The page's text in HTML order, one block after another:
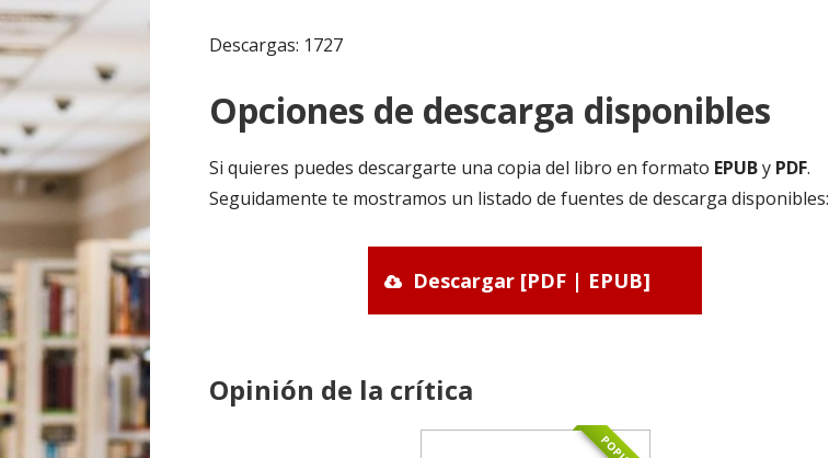
Descargas: 1727
Opciones de descarga disponibles
Si quieres puedes descargarte una copia del libro en formato EPUBy PDF.
Seguidamente te mostramos un listado de fuentes de descarga disponibles:
Descargar [PDF | EPUB]
Opinión de la crítica